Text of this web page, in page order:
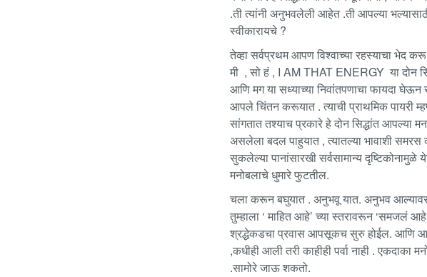
.ती त्यांनी अनुभवलेली आहेत .ती आपल्या
स्वीकारायचे ?
तेव्हा सर्वप्रथम आपण विश्वाच्या रहस्याचा भेद
मी , सो हं , I AM THAT ENERGY या दोन
आणि मग या सध्याच्या निवांतपणाचा फायदा घेऊन
आपले चिंतन करूयात . त्याची प्राथमिक पायरी
सांगतात तश्याच प्रकारे हे दोन सिद्धांत आपल्या
असलेला बदल पाहुयात , त्यातल्या भावाशी
सुकलेल्या पानांसारखी सर्वसामान्य
मनोबलाचे धुमारे फुटतील.
चला करून बघुयात . अनुभवू यात. अनुभव आल्यावर
तुम्हाला ‘ माहित आहे’ च्या स्तरावरून ‘समजलं
श्रद्धेकडचा प्रवास आपसूकच सुरु होईल. आणि
,कधीही आली तरी काहीही पर्वा नाही .
.सामोरे जाऊ शकतो.